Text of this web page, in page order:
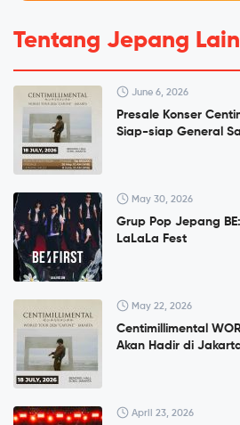
Tentang Jepang
June 6, 2026
Presale Konser
Siap-siap General
May 30, 2026
Grup Pop Jepang
LaLaLa Fest
May 22, 2026
Centimillimental
Akan Hadir di
April 23, 2026